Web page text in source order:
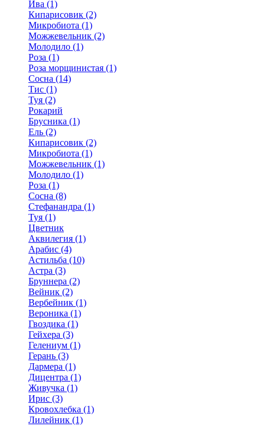
Ива (1)
Кипарисовик (2)
Микробиота (1)
Можжевельник (2)
Молодило (1)
Роза (1)
Роза морщинистая (1)
Сосна (14)
Тис (1)
Туя (2)
Рокарий
Брусника (1)
Ель (2)
Кипарисовик (2)
Микробиота (1)
Можжевельник (1)
Молодило (1)
Роза (1)
Сосна (8)
Стефанандра (1)
Туя (1)
Цветник
Аквилегия (1)
Арабис (4)
Астильба (10)
Астра (3)
Бруннера (2)
Вейник (2)
Вербейник (1)
Вероника (1)
Гвоздика (1)
Гейхера (3)
Гелениум (1)
Герань (3)
Дармера (1)
Дицентра (1)
Живучка (1)
Ирис (3)
Кровохлебка (1)
Лилейник (1)